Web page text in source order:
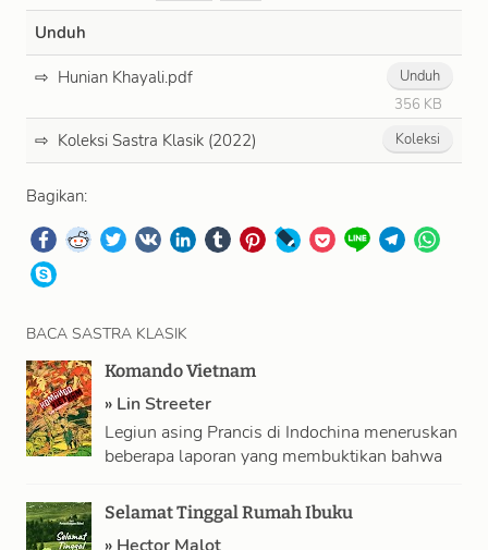
Unduh
Unduh
356 KB
Hunian Khayali.pdf
Koleksi
Koleksi Sastra Klasik (2022)
Bagikan:
BACA SASTRA KLASIK
Komando Vietnam
» Lin Streeter
Legiun asing Prancis di Indochina meneruskan
beberapa laporan yang membuktikan bahwa
Aku …
Selamat Tinggal Rumah Ibuku